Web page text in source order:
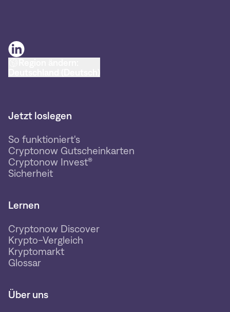
Jetzt loslegen
So funktioniert's
Cryptonow Gutscheinkarten
Cryptonow Invest®
Sicherheit
Lernen
Cryptonow Discover
Krypto-Vergleich
Kryptomarkt
Glossar
Über uns